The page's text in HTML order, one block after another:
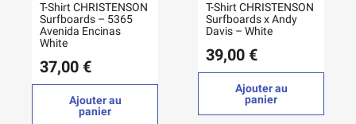
T-Shirt CHRISTENSON
Surfboards – 5365
Avenida Encinas
White
37,00 €
Ajouter au
panier
T-Shirt CHRISTENSON
Surfboards x Andy
Davis – White
39,00 €
Ajouter au
panier